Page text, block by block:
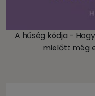
A hűség kódja -
mielőtt még